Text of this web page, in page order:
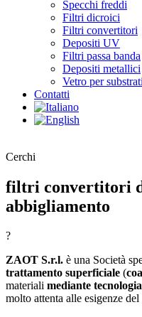
Specchi freddi
Filtri dicroici
Filtri convertitori
Depositi UV
Filtri passa banda
Depositi metallici
Vetro per substrati
Contatti
Cerchi
filtri convertitori
abbigliamento
?
ZAOT S.r.l. è una Società
trattamento superficiale (
materiali mediante
molto attenta alle esigenze del